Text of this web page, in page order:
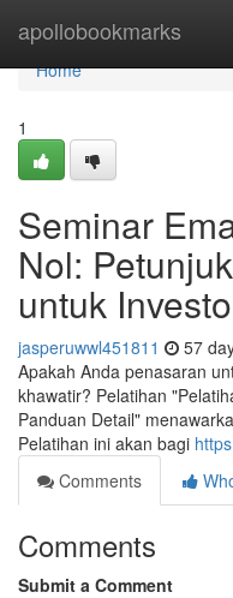
apollobookmarks
Home
Home
1
Seminar
Nol:
untuk
jasperuwwl451811 57
Apakah Anda penasaran
khawatir? Pelatihan
Panduan Detail"
Pelatihan ini akan bagi
Comments
Comments
Submit a Comment